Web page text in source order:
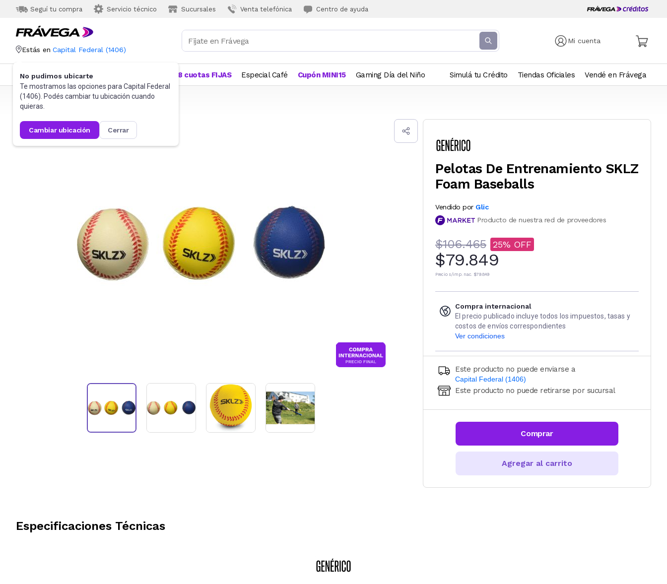
Seguí tu compra Servicio técnico Sucursales Venta telefónica Centro de ayuda
Mi cuenta
Estás en Capital Federal (1406)
No pudimos ubicarte
Te mostramos las opciones para Capital Federal
(1406). Podés cambiar tu ubicación cuando
quieras.
cambiar ubicación cerrar
Categorías Más Vendidos 18 cuotas FIJAS Especial Café Cupón MINI15 Gaming Día del Niño Simulá tu Crédito Tiendas Oficiales Vendé en Frávega
Frávega Deportes y fitness Pelotas
Pelotas De Entrenamiento SKLZ
Foam Baseballs
Vendido por Glic
Producto de nuestra red de proveedores
$106.465 25
$79.849
Precio s/imp. nac. $79.849
Compra internacional
El precio publicado incluye todos los impuestos, tasas y
costos de envíos correspondientes
Ver condiciones
Este producto no puede enviarse a
Capital Federal (1406)
Ingresá código postal (sólo números)
CALCULAR
Este producto no puede retirarse por sucursal
Comprar
Agregar al carrito
Especificaciones Técnicas